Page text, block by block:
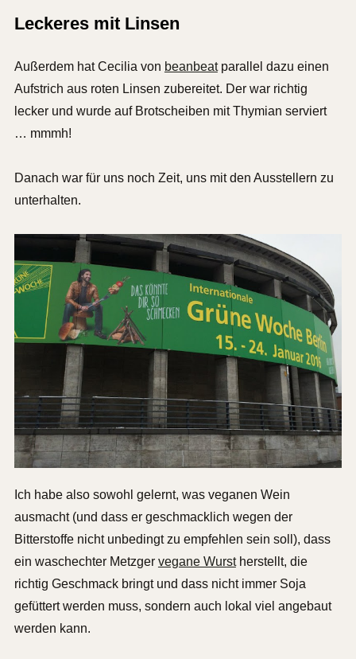
Leckeres mit Linsen
Außerdem hat Cecilia von beanbeatparallel dazu einen
Aufstrich aus roten Linsen zubereitet. Der war richtig
lecker und wurde auf Brotscheiben mit Thymian serviert
… mmmh!
Danach war für uns noch Zeit, uns mit den Ausstellern zu
unterhalten.
Ich habe also sowohl gelernt, was veganen Wein
ausmacht (und dass er geschmacklich wegen der
Bitterstoffe nicht unbedingt zu empfehlen sein soll), dass
ein waschechter Metzger vegane Wurstherstellt, die
richtig Geschmack bringt und dass nicht immer Soja
gefüttert werden muss, sondern auch lokal viel angebaut
werden kann.